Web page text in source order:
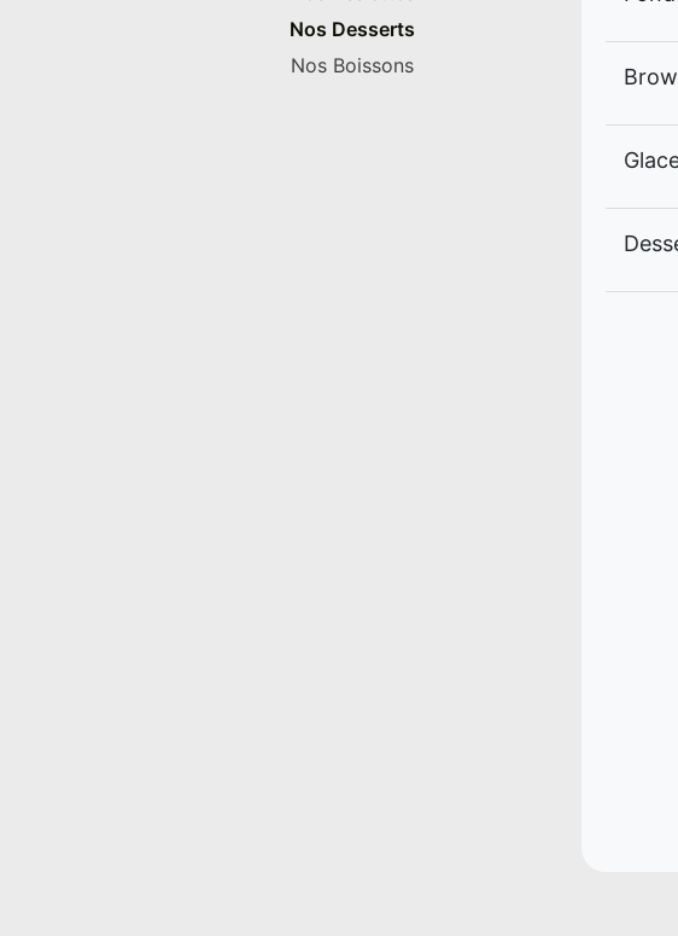
Nos Desserts
Nos Boissons